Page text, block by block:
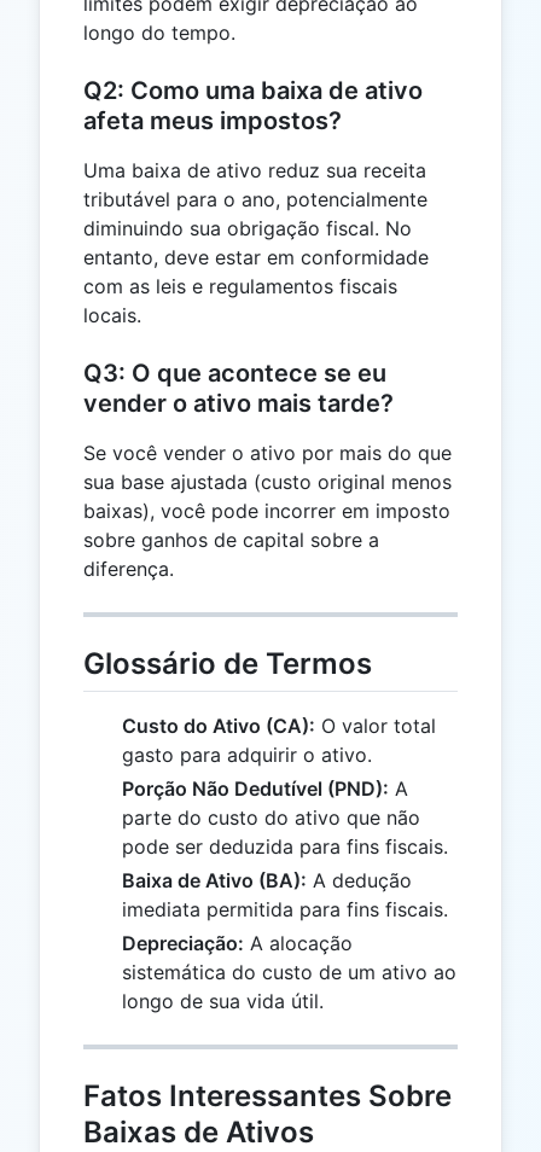
longo do tempo.
Q2: Como uma baixa de ativo
afeta meus impostos?
Uma baixa de ativo reduz sua receita
tributável para o ano, potencialmente
diminuindo sua obrigação fiscal. No
entanto, deve estar em conformidade
com as leis e regulamentos fiscais
locais.
Q3: O que acontece se eu
vender o ativo mais tarde?
Se você vender o ativo por mais do que
sua base ajustada (custo original menos
baixas), você pode incorrer em imposto
sobre ganhos de capital sobre a
diferença.
Glossário de Termos
Custo do Ativo (CA): O valor total
gasto para adquirir o ativo.
Porção Não Dedutível (PND): A
parte do custo do ativo que não
pode ser deduzida para fins fiscais.
Baixa de Ativo (BA): A dedução
imediata permitida para fins fiscais.
Depreciação: A alocação
sistemática do custo de um ativo ao
longo de sua vida útil.
Fatos Interessantes Sobre
Baixas de Ativos